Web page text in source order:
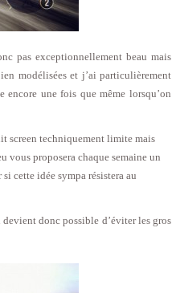
pas exceptionnellement beau mais
modélisées et j’ai particulièrement
une fois que même lorsqu’on
screen techniquement limite mais
vous proposera chaque semaine un
cette idée sympa résistera au
donc possible d’éviter les gros